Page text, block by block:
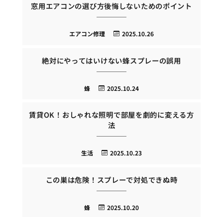
窓用エアコンの選び方後悔しないためのポイント
2025.10.26
エアコン修理
絶対にやってはいけない蜂スプレーの誤用
2025.10.24
蜂
賃貸OK！おしゃれな照明で部屋を劇的に変える方
法
2025.10.23
生活
この巣は危険！スプレーで対処できぬ時
2025.10.20
蜂